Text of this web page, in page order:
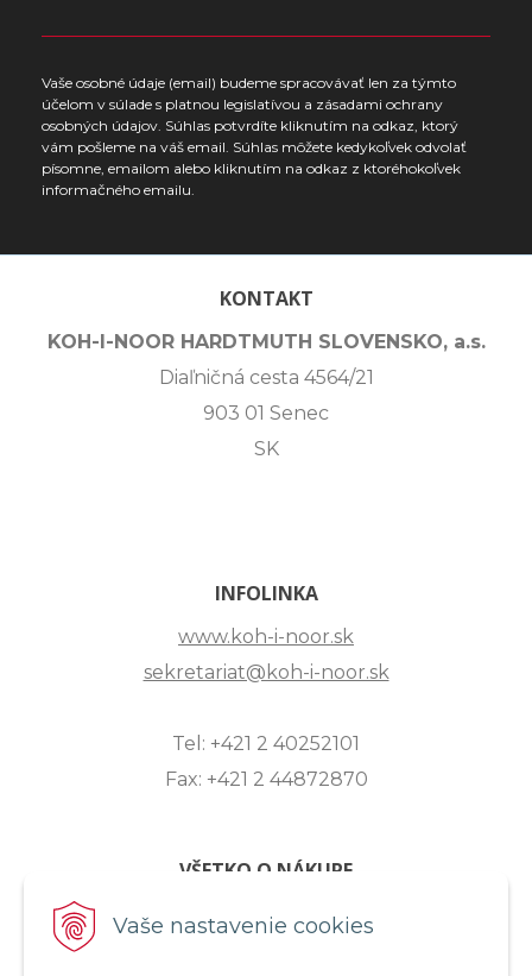
Vaše nastavenie cookies
Vaše osobné údaje (email) budeme spracovávať len za týmto
účelom v súlade s platnou legislatívou a zásadami ochrany
osobných údajov. Súhlas potvrdíte kliknutím na odkaz, ktorý
vám pošleme na váš email. Súhlas môžete kedykoľvek odvolať
písomne, emailom alebo kliknutím na odkaz z ktoréhokoľvek
informačného emailu.
KONTAKT
KOH-I-NOOR HARDTMUTH SLOVENSKO, a.s.
Diaľničná cesta 4564/21
903 01 Senec
SK
INFOLINKA
www.koh-i-noor.sk
sekretariat@koh-i-noor.sk
Tel: +421 2 40252101
Fax: +421 2 44872870
VŠETKO O NÁKUPE
ZASLANIE OTÁZKY